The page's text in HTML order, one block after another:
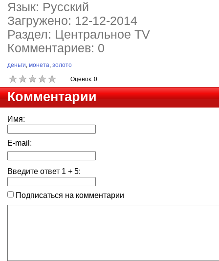
Язык: Русский
Загружено: 12-12-2014
Раздел: Центральное TV
Комментариев: 0
деньги, монета, золото
Оценок: 0
Комментарии
Имя:
E-mail:
Введите ответ 1 + 5:
Подписаться на комментарии